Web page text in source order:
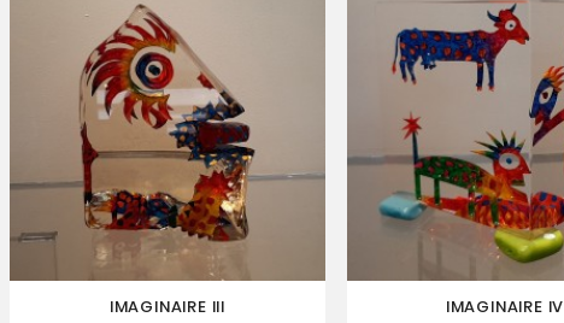
IMAGINAIRE III IMAGINAIRE IV